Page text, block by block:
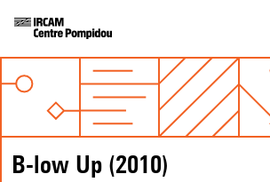
B-low Up (2010)